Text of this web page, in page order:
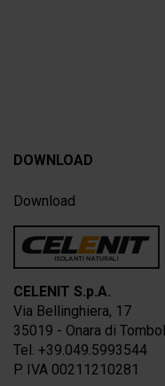
DOWNLOAD
Download
CELENIT S.p.A.
Via Bellinghiera, 17
35019 - Onara di
Tel. +39.049.5993544
P. IVA 00211210281